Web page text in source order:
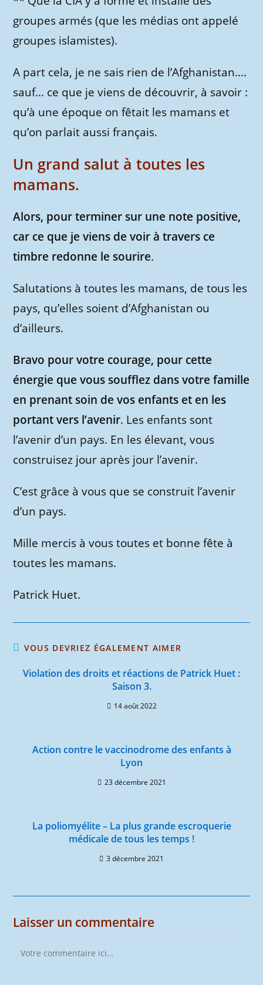
groupes armés (que les médias ont appelé
groupes islamistes).
A part cela, je ne sais rien de l’Afghanistan….
sauf… ce que je viens de découvrir, à savoir :
qu’à une époque on fêtait les mamans et
qu’on parlait aussi français.
Un grand salut à toutes les
mamans.
Alors, pour terminer sur une note positive,
car ce que je viens de voir à travers ce
timbre redonne le sourire.
Salutations à toutes les mamans, de tous les
pays, qu’elles soient d’Afghanistan ou
d’ailleurs.
Bravo pour votre courage, pour cette
énergie que vous soufflez dans votre famille
en prenant soin de vos enfants et en les
portant vers l’avenir. Les enfants sont
l’avenir d’un pays. En les élevant, vous
construisez jour après jour l’avenir.
C’est grâce à vous que se construit l’avenir
d’un pays.
Mille mercis à vous toutes et bonne fête à
toutes les mamans.
Patrick Huet.
VOUS DEVRIEZ ÉGALEMENT AIMER
Violation des droits et réactions de Patrick Huet :
Saison 3.
14 août 2022
Action contre le vaccinodrome des enfants à
Lyon
23 décembre 2021
La poliomyélite – La plus grande escroquerie
médicale de tous les temps !
3 décembre 2021
Laisser un commentaire
Comment